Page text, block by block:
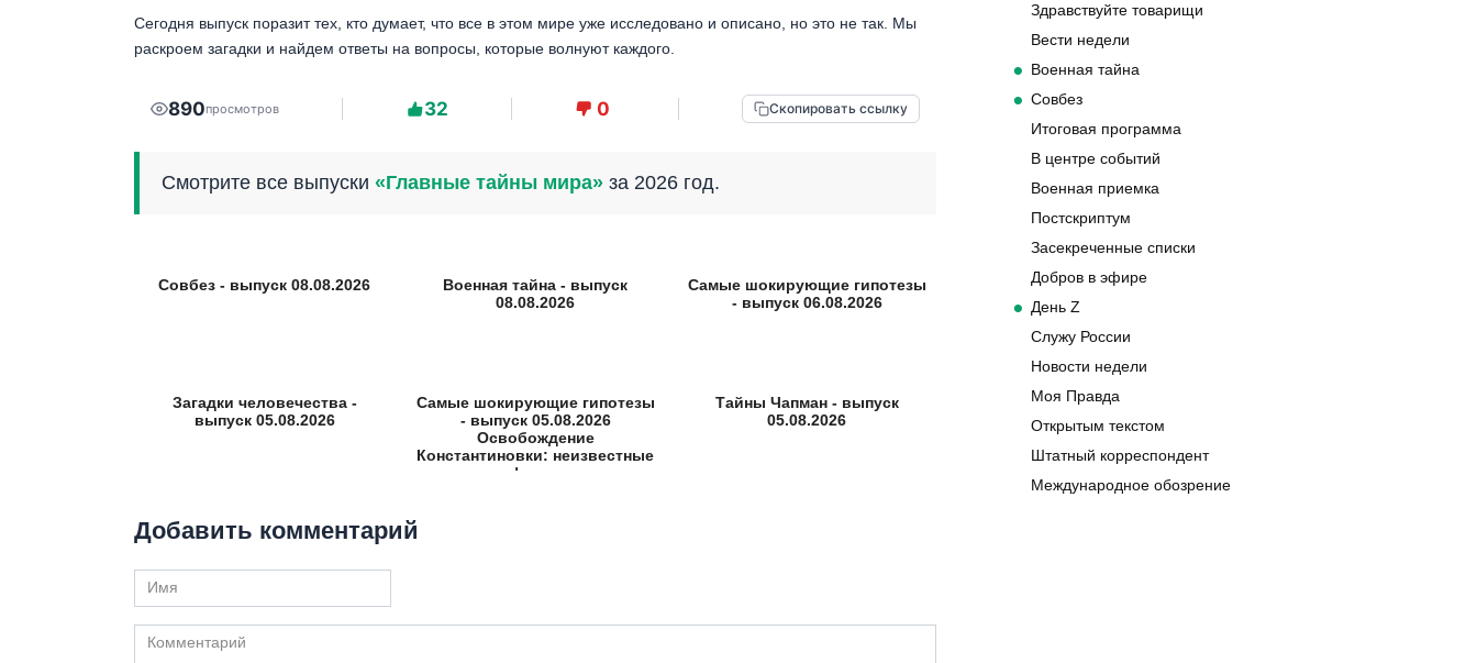
Сегодня выпуск поразит тех, кто думает, что все в этом мире уже исследовано и описано, но это не так. Мы
раскроем загадки и найдем ответы на вопросы, которые волнуют каждого.
890просмотров 32 0 Скопировать ссылку
Смотрите все выпуски «Главные тайны мира» за 2026 год.
Совбез - выпуск 08.08.2026
Военная тайна - выпуск
08.08.2026
Самые шокирующие гипотезы
- выпуск 06.08.2026
Загадки человечества -
выпуск 05.08.2026
Самые шокирующие гипотезы
- выпуск 05.08.2026
Освобождение
Константиновки: неизвестные
факты
Тайны Чапман - выпуск
05.08.2026
Добавить комментарий
Имя
Комментарий
Здравствуйте товарищи
Вести недели
Военная тайна
Совбез
Итоговая программа
В центре событий
Военная приемка
Постскриптум
Засекреченные списки
Добров в эфире
День Z
Служу России
Новости недели
Моя Правда
Открытым текстом
Штатный корреспондент
Международное обозрение